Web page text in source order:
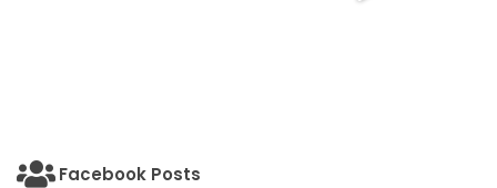
Facebook Posts